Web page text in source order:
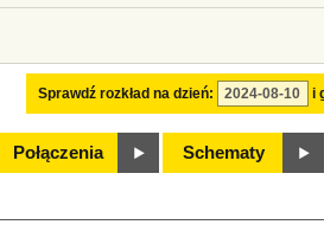
Sprawdź rozkład na dzień: i
Połączenia Schematy